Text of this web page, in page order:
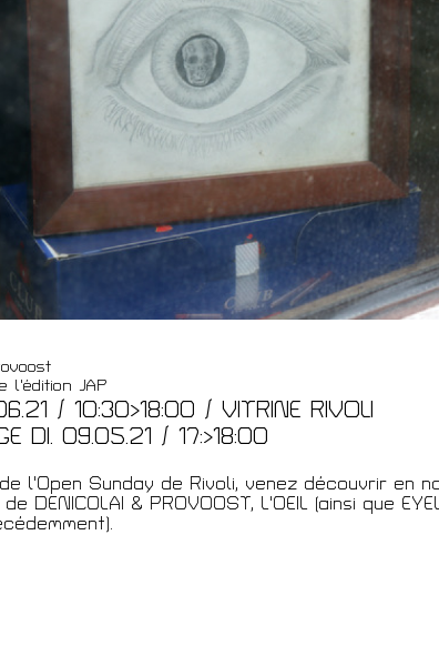
l'édition JAP
/ 10:30>18:00 / VITRINE RIVOLI
DI. 09.05.21 / 17:>18:00
l'Open Sunday de Rivoli, venez découvrir en
DENICOLAI & PROVOOST, L'OEIL (ainsi que